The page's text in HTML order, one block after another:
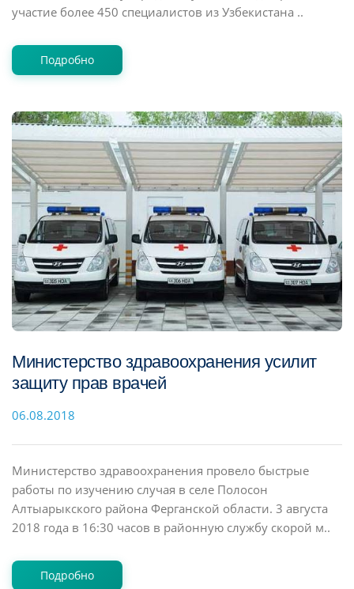
участие более 450 специалистов из Узбекистана ..
Подробно
Министерство здравоохранения усилит
защиту прав врачей
06.08.2018
Министерство здравоохранения провело быстрые
работы по изучению случая в селе Полосон
Алтыарыкского района Ферганской области. 3 августа
2018 года в 16:30 часов в районную службу скорой м..
Подробно